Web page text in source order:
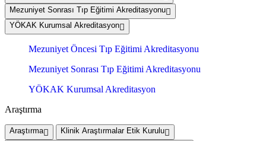
Mezuniyet Sonrası Tıp Eğitimi Akreditasyonu
YÖKAK Kurumsal Akreditasyon
Mezuniyet Öncesi Tıp Eğitimi Akreditasyonu
Mezuniyet Sonrası Tıp Eğitimi Akreditasyonu
YÖKAK Kurumsal Akreditasyon
Araştırma
Araştırma
Klinik Araştırmalar Etik Kurulu